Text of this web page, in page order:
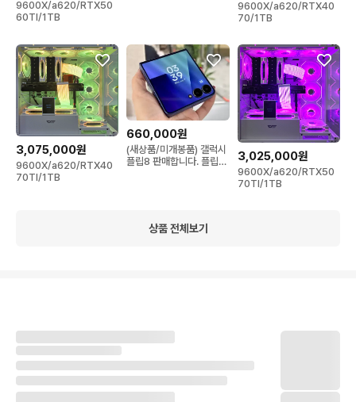
9600X/a620/RTX50
60TI/1TB
9600X/a620/RTX40
70/1TB
3,075,000원
9600X/a620/RTX40
70TI/1TB
660,000원
(새상품/미개봉품) 갤럭시
플립8 판매합니다. 플립7
3,025,000원
9600X/a620/RTX50
70TI/1TB
상품 전체보기